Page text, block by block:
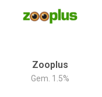
Zooplus
Gem. 1.5%